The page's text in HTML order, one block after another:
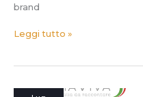
brand
Leggi tutto »
Domani,